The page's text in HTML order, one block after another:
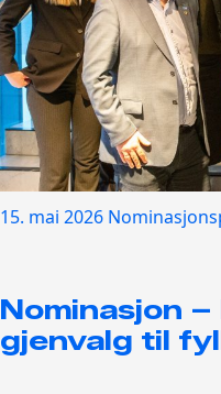
15. mai 2026
Nominasjon
gjenvalg til